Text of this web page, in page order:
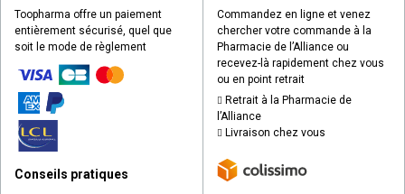
Toopharma offre un paiement
entièrement sécurisé, quel que
soit le mode de règlement
Conseils pratiques
Commandez en ligne et venez
chercher votre commande à la
Pharmacie de l’Alliance ou
recevez-là rapidement chez vous
ou en point retrait
Retrait à la Pharmacie de
l’Alliance
Livraison chez vous